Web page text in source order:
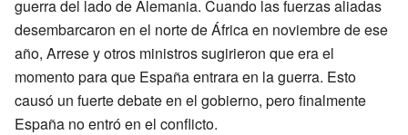
guerra del lado de Alemania. Cuando las fuerzas aliadas
desembarcaron en el norte de África en noviembre de ese
año, Arrese y otros ministros sugirieron que era el
momento para que España entrara en la guerra. Esto
causó un fuerte debate en el gobierno, pero finalmente
España no entró en el conflicto.